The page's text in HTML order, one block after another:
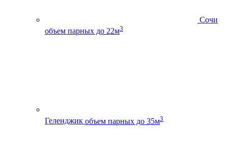
Сочи
объем парных до 22м3
Геленджик объем парных до 35м3